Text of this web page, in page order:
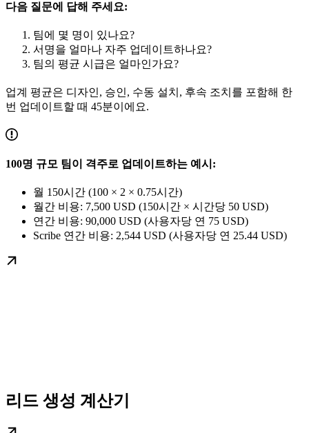
다음 질문에 답해 주세요:
팀에 몇 명이 있나요?
서명을 얼마나 자주 업데이트하나요?
팀의 평균 시급은 얼마인가요?
업계 평균은 디자인, 승인, 수동 설치, 후속 조치를 포함해 한
번 업데이트할 때 45분이에요.
100명 규모 팀이 격주로 업데이트하는 예시:
월 150시간 (100 × 2 × 0.75시간)
월간 비용: 7,500 USD (150시간 × 시간당 50 USD)
연간 비용: 90,000 USD (사용자당 연 75 USD)
Scribe 연간 비용: 2,544 USD (사용자당 연 25.44 USD)
리드 생성 계산기